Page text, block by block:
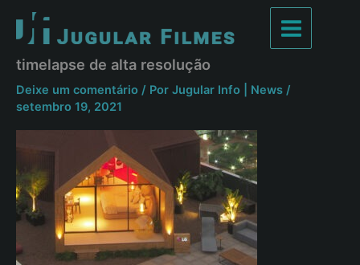
conteúdo
Main
timelapse de alta resolução
Deixe um comentário / Por Jugular Info | News /
setembro 19, 2021